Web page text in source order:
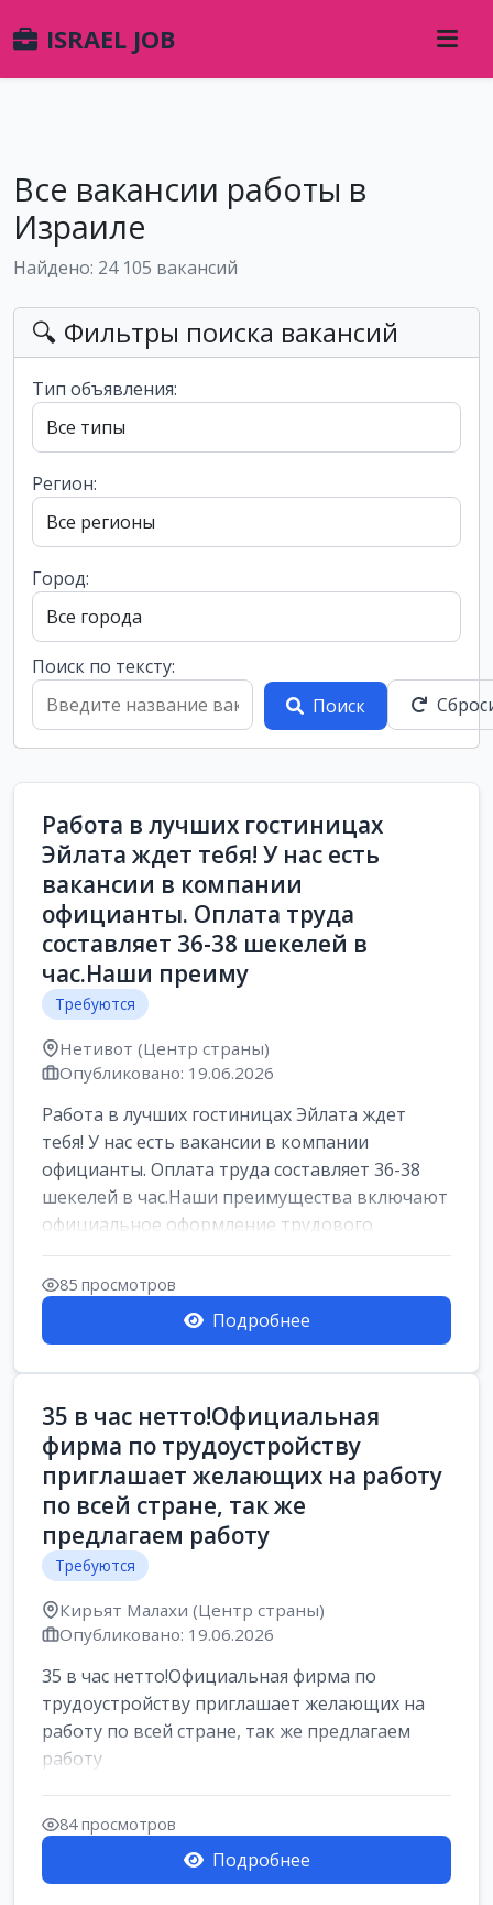
ISRAEL JOB
Все вакансии работы в
Израиле
Найдено: 24 105 вакансий
🔍 Фильтры поиска вакансий
Тип объявления:
Регион:
Город:
Поиск по тексту:
Поиск
Работа в лучших гостиницах
Эйлата ждет тебя! У нас есть
вакансии в компании
официанты. Оплата труда
составляет 36-38 шекелей в
час.Наши преиму
Требуются
Нетивот (Центр страны)
Опубликовано: 19.06.2026
Работа в лучших гостиницах Эйлата ждет
тебя! У нас есть вакансии в компании
официанты. Оплата труда составляет 36-38
шекелей в час.Наши преимущества включают
официальное оформление трудового
договора,...
85 просмотров
Подробнее
35 в час нетто!Официальная
фирма по трудоустройству
приглашает желающих на работу
по всей стране, так же
предлагаем работу
Требуются
Кирьят Малахи (Центр страны)
Опубликовано: 19.06.2026
35 в час нетто!Официальная фирма по
трудоустройству приглашает желающих на
работу по всей стране, так же предлагаем
работу
84 просмотров
Подробнее